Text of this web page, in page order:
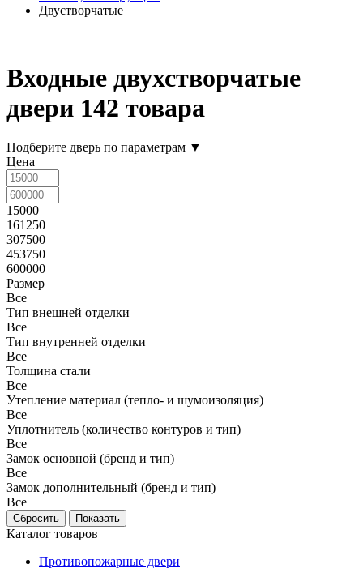
Двустворчатые
Входные двухстворчатые
двери 142 товара
Подберите дверь по параметрам ▼
Цена
15000
161250
307500
453750
600000
Размер
Все
Тип внешней отделки
Все
Тип внутренней отделки
Все
Толщина стали
Все
Утепление материал (тепло- и шумоизоляция)
Все
Уплотнитель (количество контуров и тип)
Все
Замок основной (бренд и тип)
Все
Замок дополнительный (бренд и тип)
Все
Каталог товаров
Противопожарные двери